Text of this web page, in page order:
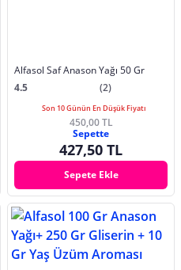
Alfasol Saf Anason Yağı 50 Gr
4.5
(2)
Son 10 Günün En Düşük Fiyatı
450,00 TL
Sepette
427,50 TL
Sepete Ekle